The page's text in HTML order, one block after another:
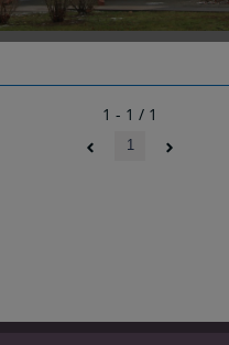
1 - 1 / 1
1